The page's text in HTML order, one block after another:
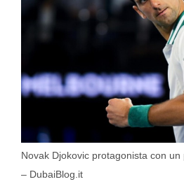
Novak Djokovic protagonista con
– DubaiBlog.it